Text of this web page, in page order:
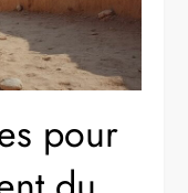
pour